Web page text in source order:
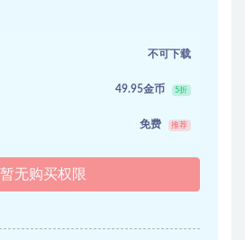
不可下载
49.95金币 5折
免费 推荐
暂无购买权限